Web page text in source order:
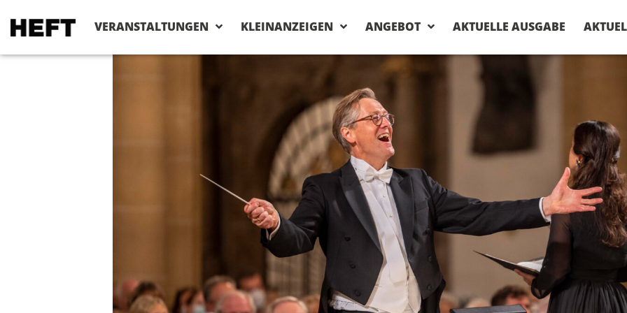
VERANSTALTUNGEN KLEINANZEIGEN ANGEBOT AKTUELLE AUSGABE